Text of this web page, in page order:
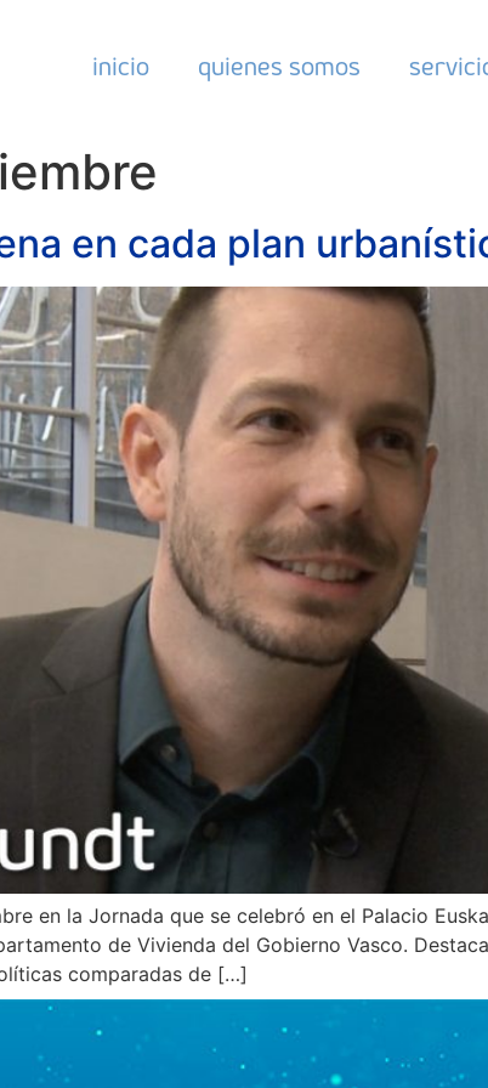
inicio quienes somos
en cada plan
en la Jornada que se celebró en el Palacio
de Vivienda del Gobierno Vasco.
comparadas de […]